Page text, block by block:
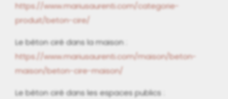
https://www.mariusaurenti.com/categorie-
produit/beton-cire/
Le béton ciré dans la maison :
https://www.mariusaurenti.com/maison/beton-
maison/beton-cire-maison/
Le béton ciré dans les espaces publics :